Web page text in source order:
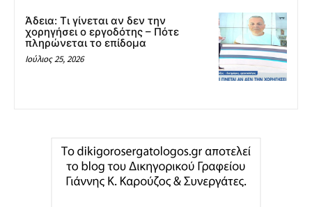
Άδεια: Tι γίνεται αν δεν την
χορηγήσει ο εργοδότης – Πότε
πληρώνεται το επίδομα
Ιούλιος 25, 2026